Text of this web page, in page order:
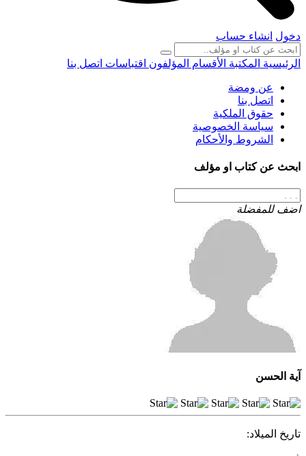
دخول انشاء حساب
الرئيسية المكتبة الأقسام المؤلفون اقتباسات اتصل بنا
عن ومضة
اتصل بنا
حقوق الملكية
سياسة الخصوصية
الشروط والأحكام
ابحث عن كتاب او مؤلف
اضف للمفضلة
آية الحسن
تاريخ الميلاد: